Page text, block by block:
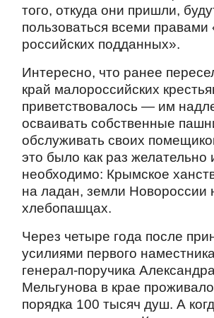
того, откуда они пришли,
пользоваться всеми правами
российских подданных».
Интересно, что ранее
край малороссийских
приветствовалось — им
осваивать собственные
обслуживать своих
это было как раз желательно
необходимо: Крымское
на ладан, земли Новороссии
хлебопашцах.
Через четыре года после
усилиями первого
генерал-поручика Александра
Мельгунова в крае
порядка 100 тысяч душ. А